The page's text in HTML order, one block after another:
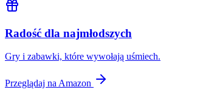
Radość dla najmłodszych
Gry i zabawki, które wywołają uśmiech.
Przeglądaj na Amazon